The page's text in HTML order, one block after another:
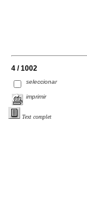
4 / 1002
seleccionar
imprimir
Text complet